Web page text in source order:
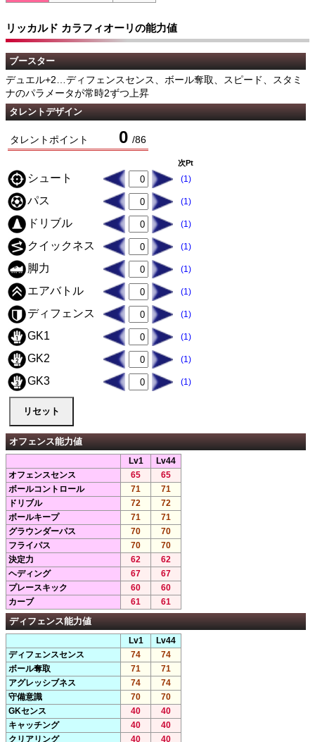
リッカルド カラフィオーリの能力値
ブースター
デュエル+2…ディフェンスセンス、ボール奪取、スピード、スタミ
ナのパラメータが常時2ずつ上昇
タレントデザイン
タレントポイント 0 /86
次Pt
シュート (1)
パス (1)
ドリブル (1)
クイックネス (1)
脚力 (1)
エアバトル (1)
ディフェンス (1)
GK1 (1)
GK2 (1)
GK3 (1)
オフェンス能力値
Lv1
Lv44
オフェンスセンス
65
65
ボールコントロール
71
71
ドリブル
72
72
ボールキープ
71
71
グラウンダーパス
70
70
フライパス
70
70
決定力
62
62
ヘディング
67
67
プレースキック
60
60
カーブ
61 61
ディフェンス能力値
Lv1
Lv44
ディフェンスセンス
74
74
ボール奪取
71
71
アグレッシブネス
74
74
守備意識
70
70
GKセンス
40
40
キャッチング
40
40
クリアリング
40 40